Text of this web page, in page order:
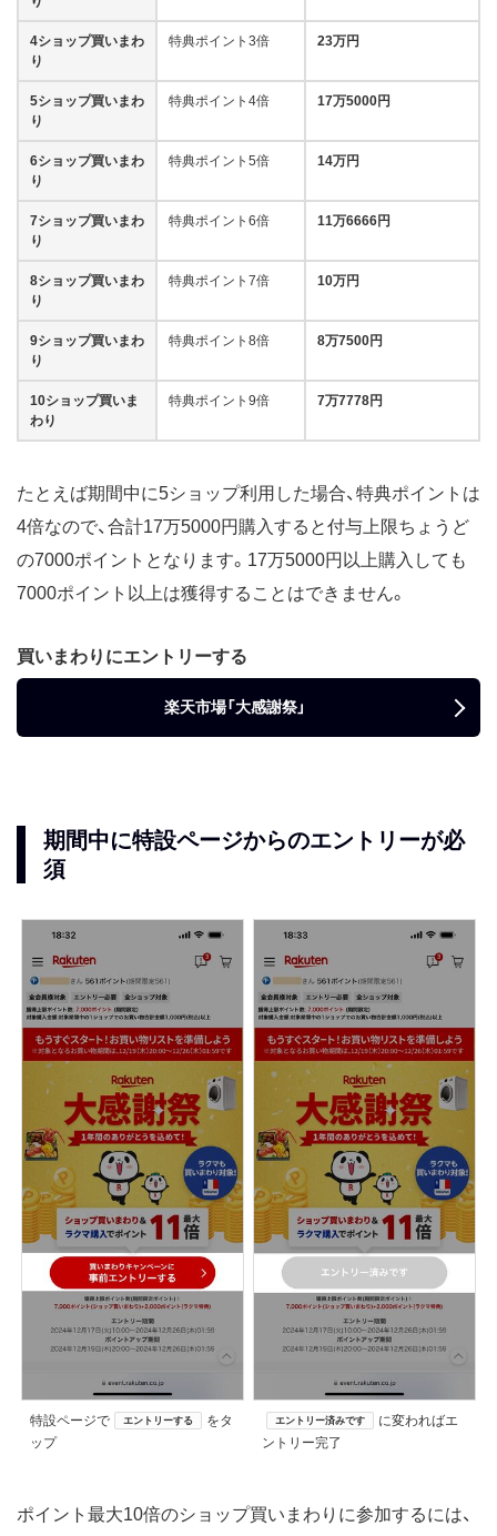
4ショップ買いまわ
り
特典ポイント3倍 23万円
5ショップ買いまわ
り
特典ポイント4倍 17万5000円
6ショップ買いまわ
り
特典ポイント5倍 14万円
7ショップ買いまわ
り
特典ポイント6倍 11万6666円
8ショップ買いまわ
り
特典ポイント7倍 10万円
9ショップ買いまわ
り
特典ポイント8倍 8万7500円
10ショップ買いま
わり
特典ポイント9倍 7万7778円
たとえば期間中に5ショップ利用した場合、特典ポイントは
4倍なので、合計17万5000円購入すると付与上限ちょうど
の7000ポイントとなります。17万5000円以上購入しても
7000ポイント以上は獲得することはできません。
買いまわりにエントリーする
楽天市場「大感謝祭」
期間中に特設ページからのエントリーが必
須
特設ページで エントリーする
をタ
ップ
エントリー済みです
に変わればエ
ントリー完了
ポイント最大10倍のショップ買いまわりに参加するには、